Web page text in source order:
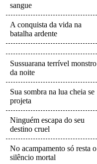
sangue
A conquista da vida na
batalha ardente
Sussuarana terrível monstro
da noite
Sua sombra na lua cheia se
projeta
Ninguém escapa do seu
destino cruel
No acampamento só resta o
silêncio mortal